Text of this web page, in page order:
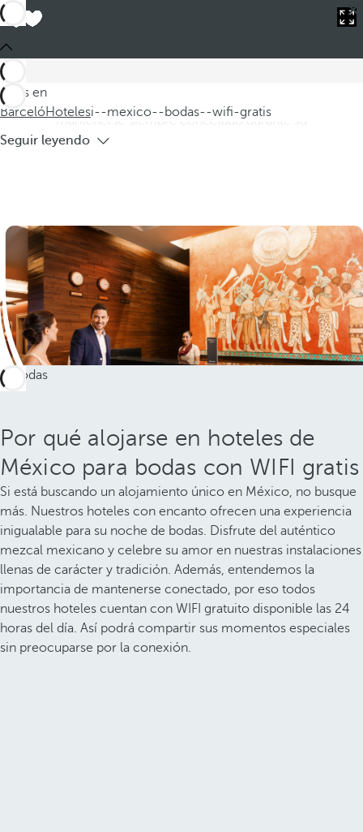
Estás en
BarcelóHotelesi--mexico--bodas--wifi-gratis
Hoteles en México para bodas con WIFI
gratis
Descubra nuestra selección de hoteles en México para bodas
con WI-FI gratis donde podrá celebrar ese día tan especial y
mantenerse siempre conectado durante su
Seguir leyendo
Por qué alojarse en hoteles de
México para bodas con WIFI gratis
Si está buscando un alojamiento único en México, no busque
más. Nuestros hoteles con encanto ofrecen una experiencia
inigualable para su noche de bodas. Disfrute del auténtico
mezcal mexicano y celebre su amor en nuestras instalaciones
llenas de carácter y tradición. Además, entendemos la
importancia de mantenerse conectado, por eso todos
nuestros hoteles cuentan con WIFI gratuito disponible las 24
horas del día. Así podrá compartir sus momentos especiales
sin preocuparse por la conexión.